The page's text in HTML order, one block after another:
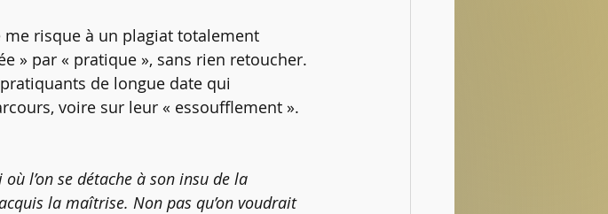
me risque à un plagiat totalement
» par « pratique », sans rien retoucher.
de longue date qui
voire sur leur « essoufflement ».
l’on se détache à son insu de la
la maîtrise. Non pas qu’on voudrait